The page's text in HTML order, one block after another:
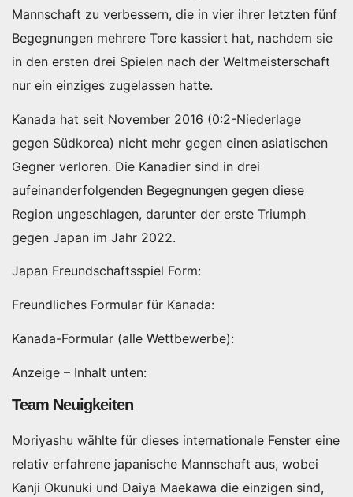
Mannschaft zu verbessern, die in vier ihrer letzten fünf
Begegnungen mehrere Tore kassiert hat, nachdem sie
in den ersten drei Spielen nach der Weltmeisterschaft
nur ein einziges zugelassen hatte.
Kanada hat seit November 2016 (0:2-Niederlage
gegen Südkorea) nicht mehr gegen einen asiatischen
Gegner verloren. Die Kanadier sind in drei
aufeinanderfolgenden Begegnungen gegen diese
Region ungeschlagen, darunter der erste Triumph
gegen Japan im Jahr 2022.
Japan Freundschaftsspiel Form:
Freundliches Formular für Kanada:
Kanada-Formular (alle Wettbewerbe):
Anzeige – Inhalt unten:
Team Neuigkeiten
Moriyashu wählte für dieses internationale Fenster eine
relativ erfahrene japanische Mannschaft aus, wobei
Kanji Okunuki und Daiya Maekawa die einzigen sind,